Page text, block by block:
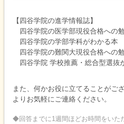
【四谷学院の進学情報誌】
四谷学院の医学部現役合格への
四谷学院の学部学科がわかる本
四谷学院の難関大現役合格への
四谷学院 学校推薦・総合型選抜
また、何かお役に立てることがご
よりお気軽にご連絡ください。
◆回答までに1週間ほどお時間をいた